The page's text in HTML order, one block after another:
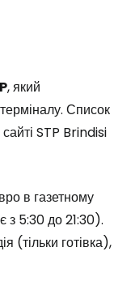
, який
Список
STP Brindisi
в газетному
з 5:30 до 21:30).
(тільки готівка),